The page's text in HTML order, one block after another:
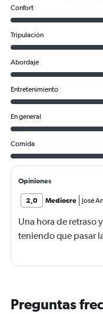
Confort
Tripulación
Abordaje
Entretenimiento
En general
Comida
Opiniones
2,0 Mediocre José
Una hora de retraso
teniendo que pasar
Preguntas